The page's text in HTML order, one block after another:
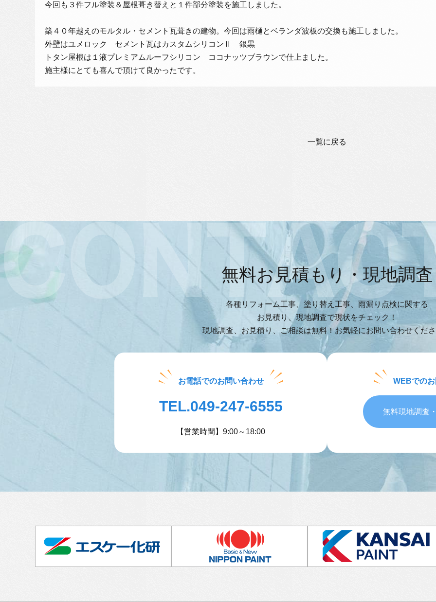
今回も３件フル塗装＆屋根葺き替えと１件部分塗装を施工しました。
築４０年越えのモルタル・セメント瓦葺きの建物。今回は雨樋とベランダ波板の交換も施工しました。
外壁はユメロック セメント瓦はカスタムシリコンⅡ 銀黒
トタン屋根は１液プレミアムルーフシリコン ココナッツブラウンで仕上ました。
施主様にとても喜んで頂けて良かったです。
一覧に戻る
無料お見積もり・現地調査
各種リフォーム工事、塗り替え工事、雨漏り点検に関する
お見積り、現地調査で現状をチェック！
現地調査、お見積り、ご相談は無料！お気軽にお問い合わせくだ
お電話でのお問い合わせ
TEL.049-247-6555
【営業時間】9:00～18:00
WEBでの
無料現地調査